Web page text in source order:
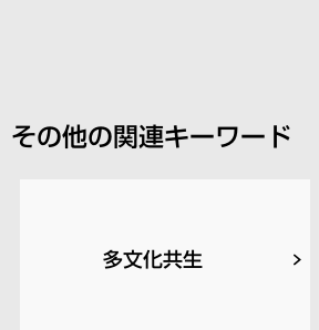
その他の関連キーワード
多文化共生